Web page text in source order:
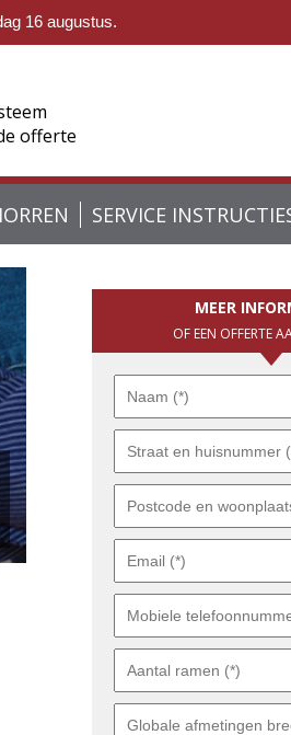
16 augustus.
offerte
SERVICE
MEER
OF EEN OFFERTE